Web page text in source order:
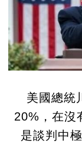
美國總統
20%，在沒
是談判中